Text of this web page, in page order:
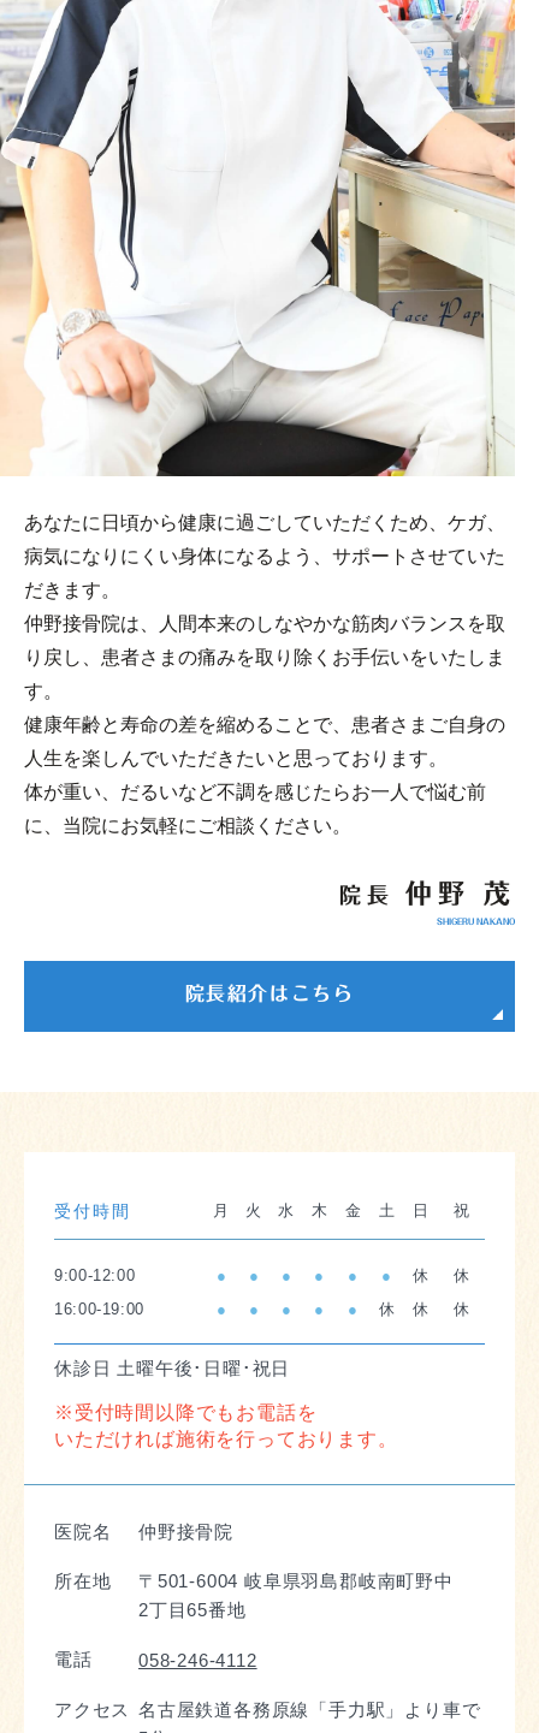
あなたに日頃から健康に過ごしていただくため、ケガ、
病気になりにくい身体になるよう、サポートさせていた
だきます。
仲野接骨院は、人間本来のしなやかな筋肉バランスを取
り戻し、患者さまの痛みを取り除くお手伝いをいたしま
す。
健康年齢と寿命の差を縮めることで、患者さまご自身の
人生を楽しんでいただきたいと思っております。
体が重い、だるいなど不調を感じたらお一人で悩む前
に、当院にお気軽にご相談ください。
院長 仲野 茂
SHIGERU NAKANO
院長紹介はこちら
受付時間 月 火 水 木 金 土 日 祝
9:00-12:00 ● ● ● ● ● ● 休
休
16:00-19:00
● ● ● ● ● 休 休 休
休診日 土曜午後･日曜･祝日
※受付時間以降でもお電話を
いただければ施術を行っております。
医院名 仲野接骨院
所在地
〒501-6004 岐阜県羽島郡岐南町野中
2丁目65番地
電話 058-246-4112
アクセス 名古屋鉄道各務原線「手力駅」より車で